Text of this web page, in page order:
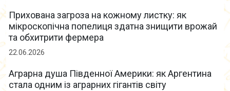
Прихована загроза на кожному листку: як
мікроскопічна попелиця здатна знищити врожай
та обхитрити фермера
22.06.2026
Аграрна душа Південної Америки: як Аргентина
стала одним із аграрних гігантів світу